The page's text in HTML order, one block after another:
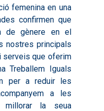
femenina en una
confirmen que
de gènere en el
nostres principals
serveis que oferim
Treballem Iguals
per a reduir les
a les
millorar la seua